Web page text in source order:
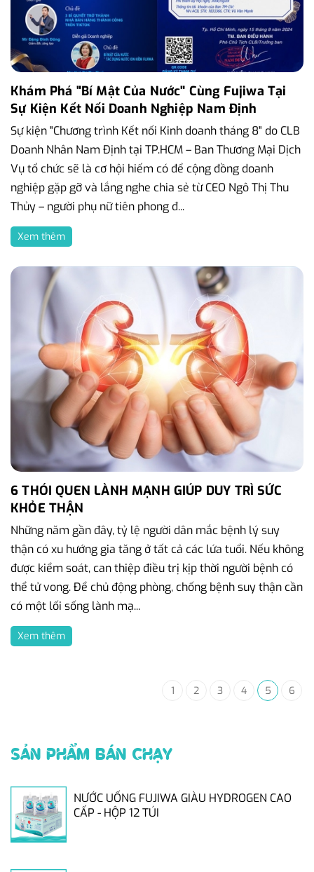
Khám Phá "Bí Mật Của Nước" Cùng Fujiwa Tại
Sự Kiện Kết Nối Doanh Nghiệp Nam Định
Sự kiện "Chương trình Kết nối Kinh doanh tháng 8" do CLB
Doanh Nhân Nam Định tại TP.HCM – Ban Thương Mại Dịch
Vụ tổ chức sẽ là cơ hội hiếm có để cộng đồng doanh
nghiệp gặp gỡ và lắng nghe chia sẻ từ CEO Ngô Thị Thu
Thủy – người phụ nữ tiên phong đ...
Xem thêm
6 THÓI QUEN LÀNH MẠNH GIÚP DUY TRÌ SỨC
KHỎE THẬN
Những năm gần đây, tỷ lệ người dân mắc bệnh lý suy
thận có xu hướng gia tăng ở tất cả các lứa tuổi. Nếu không
được kiểm soát, can thiệp điều trị kịp thời người bệnh có
thể tử vong. Để chủ động phòng, chống bệnh suy thận cần
có một lối sống lành mạ...
Xem thêm
1 2 3 4 5 6
SẢN PHẨM BÁN CHẠY
NƯỚC UỐNG FUJIWA GIÀU HYDROGEN CAO
CẤP - HỘP 12 TÚI